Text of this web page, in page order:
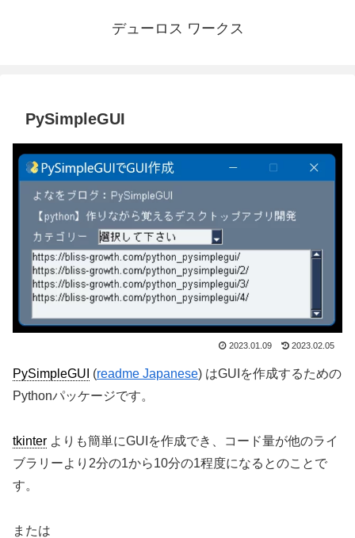
デューロス ワークス
PySimpleGUI
2023.01.09 2023.02.05
PySimpleGUI (readme Japanese) はGUIを作成するための
Pythonパッケージです。
tkinter よりも簡単にGUIを作成でき、コード量が他のライ
ブラリーより2分の1から10分の1程度になるとのことで
す。
または